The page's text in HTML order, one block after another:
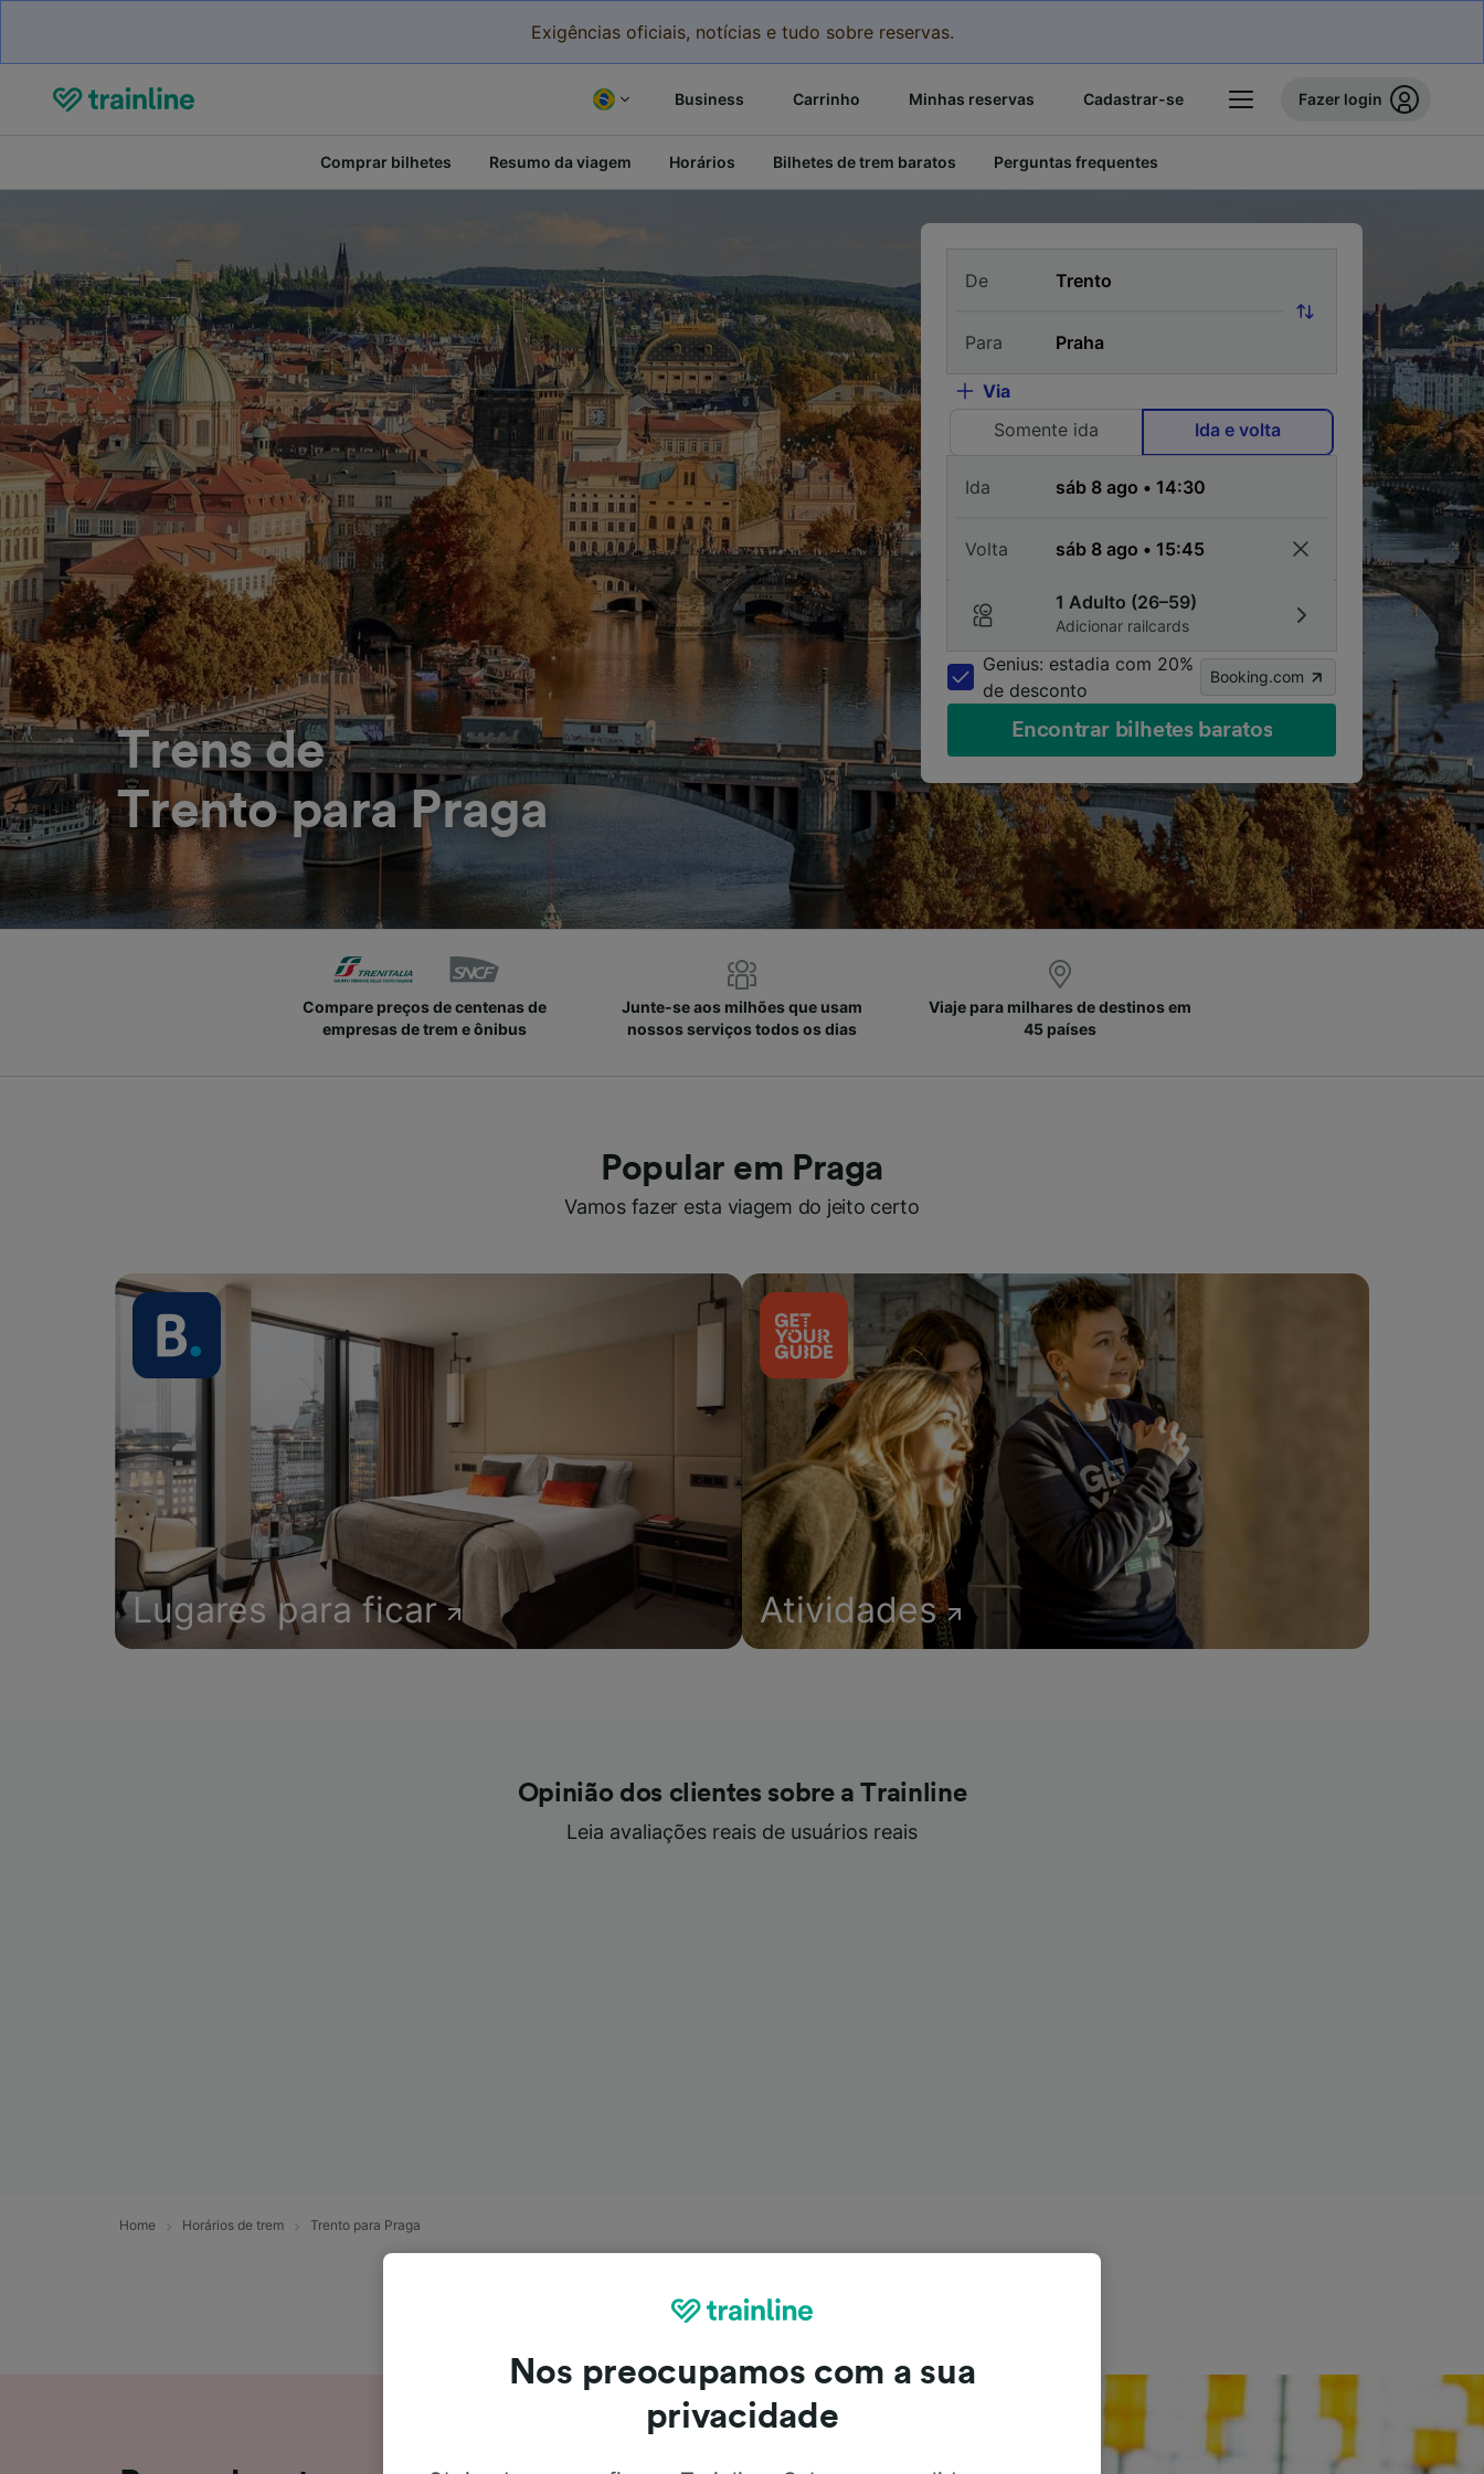
Exigências oficiais, notícias e tudo sobre reservas.
Business Carrinho Minhas reservas Cadastrar-se Fazer login
Comprar bilhetes Resumo da viagem Horários Bilhetes de trem baratos Perguntas frequentes
Trens de
Trento para Praga
De
Para
Via
Somente ida
Ida e volta
Ida
Volta
1 Adulto (26–59)
Adicionar railcards
Genius: estadia com 20%
de desconto
Booking.com
Encontrar bilhetes baratos
Compare preços de centenas de
empresas de trem e ônibus
Junte-se aos milhões que usam
nossos serviços todos os dias
Viaje para milhares de destinos em
45 países
Popular em Praga
Vamos fazer esta viagem do jeito certo
Lugares para ficar Atividades
Opinião dos clientes sobre a Trainline
Leia avaliações reais de usuários reais
Home Horários de trem Trento para Praga
Nos preocupamos com a sua
privacidade